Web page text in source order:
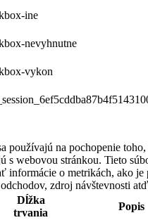
ine
nevyhnutne
vykon
používajú na pochopenie
s webovou stránkou. Tieto
informácie o metrikách, ako je
zdroj návštevnosti
Dĺžka
trvania
Popis